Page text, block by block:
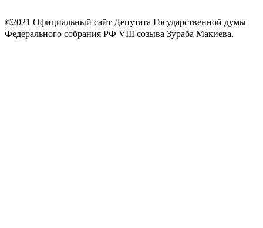
©2021 Официальный сайт Депутата Государственной думы
Федерального собрания РФ VIII созыва Зураба Макиева.